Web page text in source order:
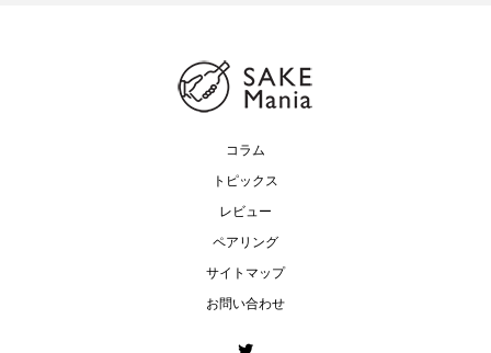
コラム
トピックス
レビュー
ペアリング
サイトマップ
お問い合わせ